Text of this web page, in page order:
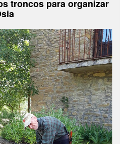
troncos para organizar